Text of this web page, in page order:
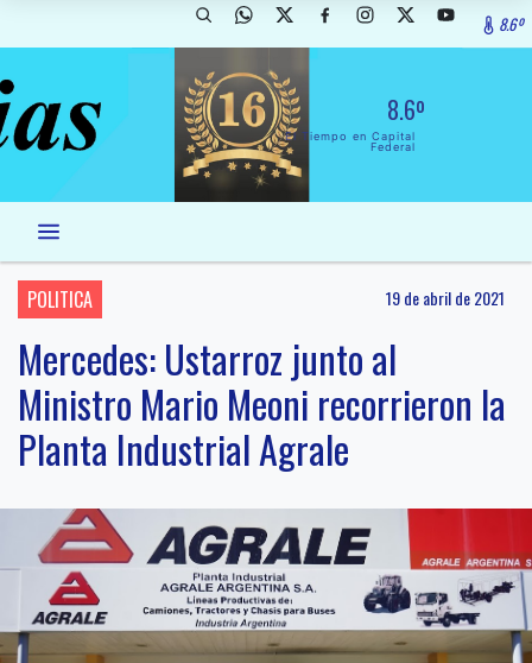
8.6º
8.6º
El Tiempo en Capital
Federal
POLITICA 19 de abril de 2021
Mercedes: Ustarroz junto al
Ministro Mario Meoni recorrieron la
Planta Industrial Agrale